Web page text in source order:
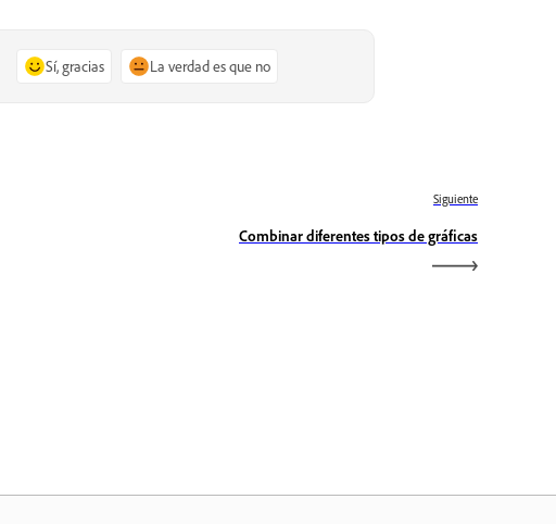
Sí, gracias La verdad es que no
Siguiente
Combinar diferentes tipos de gráficas